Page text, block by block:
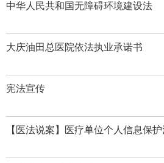
中华人民共和国无障碍环境建设法
大庆油田总医院依法执业承诺书
宪法宣传
【医法说案】医疗单位个人信息保